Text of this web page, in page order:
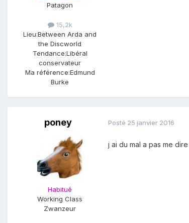
Patagon
15,2k
Lieu:Between Arda and
the Discworld
Tendance:Libéral
conservateur
Ma référence:Edmund
Burke
poney
Habitué
Working Class
Zwanzeur
Posté 25 janvier 2016
j ai du mal a pas me